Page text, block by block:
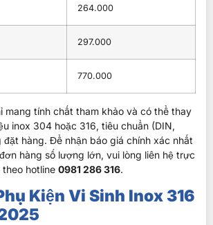
264.000
297.000
770.000
mang tính chất tham khảo và có thể thay
inox 304 hoặc 316, tiêu chuẩn (DIN,
đặt hàng. Để nhận báo giá chính xác nhất
hàng số lượng lớn, vui lòng liên hệ trực
hotline 0981 286 316.
Kiện Vi Sinh Inox 316